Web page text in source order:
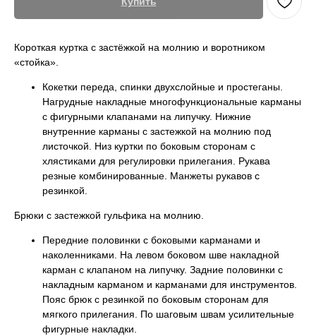
Короткая куртка с застёжкой на молнию и воротником
«стойка».
Кокетки переда, спинки двухслойные и простеганы.
Нагрудные накладные многофункциональные карманы
с фигурными клапанами на липучку. Нижние
внутренние карманы с застежкой на молнию под
листочкой. Низ куртки по боковым сторонам с
хлястиками для регулировки прилегания. Рукава
резные комбинированные. Манжеты рукавов с
резинкой.
Брюки с застежкой гульфика на молнию.
Передние половинки с боковыми карманами и
наколенниками. На левом боковом шве накладной
карман с клапаном на липучку. Задние половинки с
накладным карманом и карманами для инструментов.
Пояс брюк с резинкой по боковым сторонам для
мягкого прилегания. По шаговым швам усилительные
фигурные накладки.